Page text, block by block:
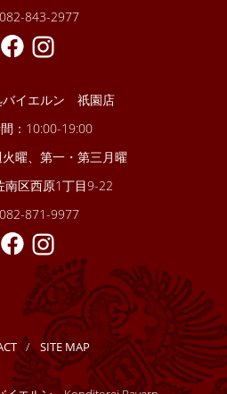
843-2977
バイエルン 祇園店
：10:00-19:00
曜、第一・第三月曜
南区西原1丁目9-22
871-9977
SITE MAP